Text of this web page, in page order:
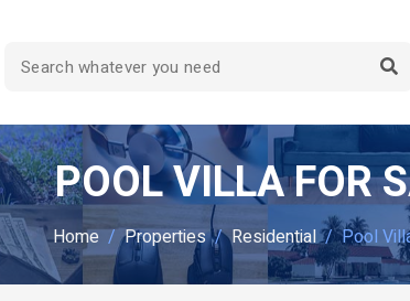
POOL VILLA FOR
Home Properties Residential Pool